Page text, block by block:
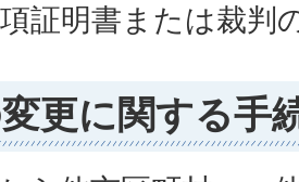
証明書または裁判
更に関する手